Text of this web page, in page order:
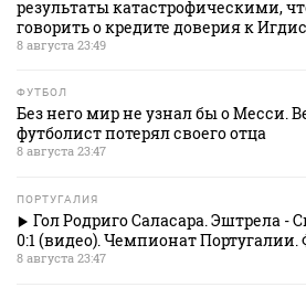
результаты катастрофическими,
говорить о кредите доверия к
8 августа 23:49
ФУТБОЛ
Без него мир не узнал бы о Месси.
футболист потерял своего отца
8 августа 23:47
ПОРТУГАЛИЯ
Гол Родриго Саласара. Эштрела -
0:1 (видео). Чемпионат Португалии.
8 августа 23:47